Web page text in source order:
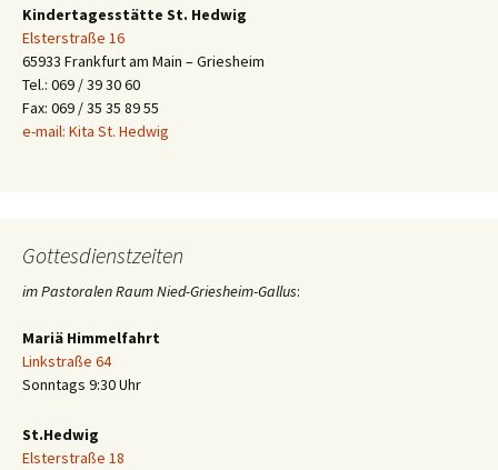
Kindertagesstätte St. Hedwig
Elsterstraße 16
65933 Frankfurt am Main – Griesheim
Tel.: 069 / 39 30 60
Fax: 069 / 35 35 89 55
e-mail: Kita St. Hedwig
Gottesdienstzeiten
im Pastoralen Raum Nied-Griesheim-Gallus:
Mariä Himmelfahrt
Linkstraße 64
Sonntags 9:30 Uhr
St.Hedwig
Elsterstraße 18